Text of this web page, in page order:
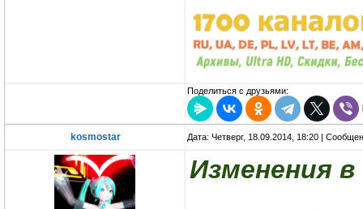
Поделиться с друзьями:
kosmostar Дата: Четверг, 18.09.2014, 18:20 |
Изменения